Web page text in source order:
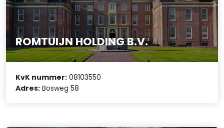
ROMTUIJN HOLDING B.V.
KvK nummer: 08103550
Adres: Bosweg 58